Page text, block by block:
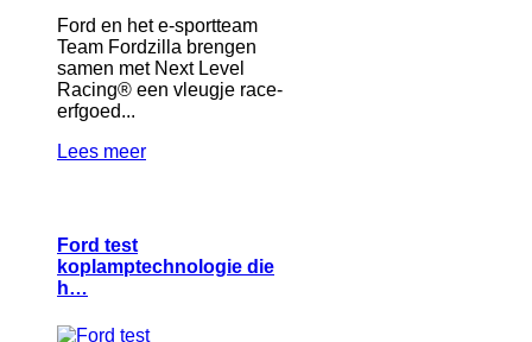
Ford en het e-sportteam
Team Fordzilla brengen
samen met Next Level
Racing® een vleugje race-
erfgoed...
Lees meer
Ford test
koplamptechnologie die
h…